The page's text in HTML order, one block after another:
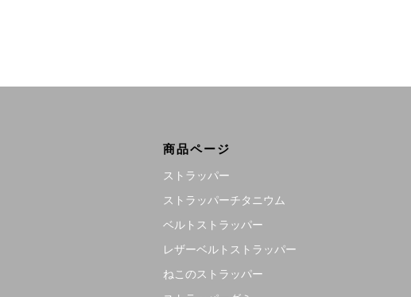
商品ページ
ストラッパー
ストラッパーチタニウム
ベルトストラッパー
レザーベルトストラッパー
ねこのストラッパー